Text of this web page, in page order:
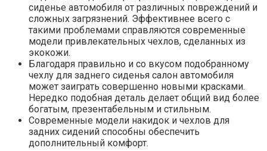
сиденье автомобиля от различных повреждений и
сложных загрязнений. Эффективнее всего с
такими проблемами справляются современные
модели привлекательных чехлов, сделанных из
экокожи.
Благодаря правильно и со вкусом подобранному
чехлу для заднего сиденья салон автомобиля
может заиграть совершенно новыми красками.
Нередко подобная деталь делает общий вид более
богатым, презентабельным и стильным.
Современные модели накидок и чехлов для
задних сидений способны обеспечить
дополнительный комфорт.